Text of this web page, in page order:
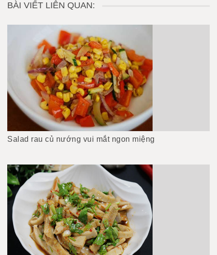
BÀI VIẾT LIÊN QUAN:
Salad rau củ nướng vui mắt ngon miệng